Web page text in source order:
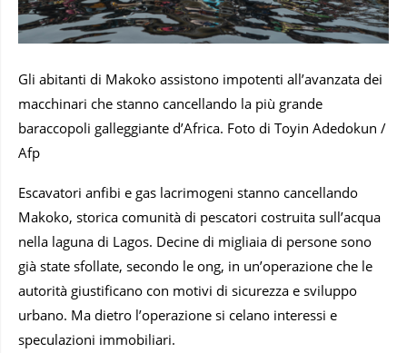
Gli abitanti di Makoko assistono impotenti all’avanzata dei
macchinari che stanno cancellando la più grande
baraccopoli galleggiante d’Africa. Foto di Toyin Adedokun /
Afp
Escavatori anfibi e gas lacrimogeni stanno cancellando
Makoko, storica comunità di pescatori costruita sull’acqua
nella laguna di Lagos. Decine di migliaia di persone sono
già state sfollate, secondo le ong, in un’operazione che le
autorità giustificano con motivi di sicurezza e sviluppo
urbano. Ma dietro l’operazione si celano interessi e
speculazioni immobiliari.